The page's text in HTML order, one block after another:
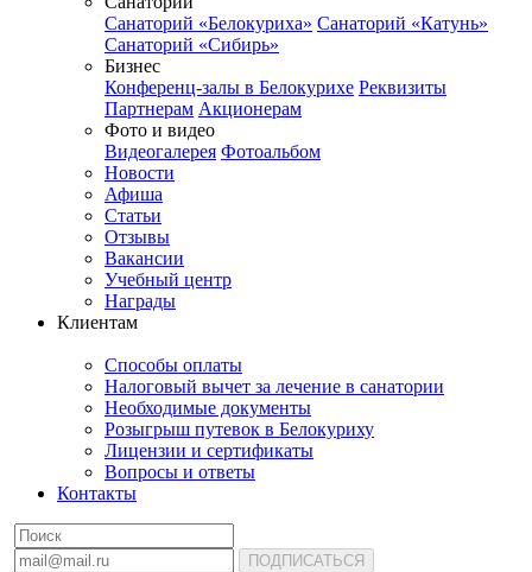
Санаторий «Белокуриха» Санаторий «Катунь»
Санаторий «Сибирь»
Бизнес
Конференц-залы в Белокурихе Реквизиты
Партнерам Акционерам
Фото и видео
Видеогалерея Фотоальбом
Новости
Афиша
Статьи
Отзывы
Вакансии
Учебный центр
Награды
Клиентам
Способы оплаты
Налоговый вычет за лечение в санатории
Необходимые документы
Розыгрыш путевок в Белокуриху
Лицензии и сертификаты
Вопросы и ответы
Контакты
ПОДПИСАТЬСЯ